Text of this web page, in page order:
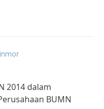
2014 dalam
BUMN